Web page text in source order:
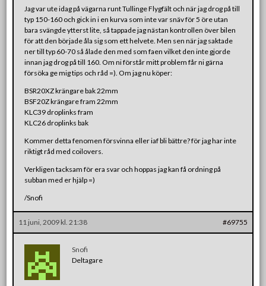
Jag var ute idag på vägarna runt Tullinge Flygfält och när jag drog på till
typ 150-160 och gick in i en kurva som inte var snäv för 5 öre utan
bara svängde ytterst lite, så tappade jag nästan kontrollen över bilen
för att den började åla sig som ett helvete. Men sen när jag saktade
ner till typ 60-70 så ålade den med som faen vilket den inte gjorde
innan jag drog på till 160. Om ni förstår mitt problem får ni gärna
försöka ge mig tips och råd =). Om jag nu köper:
BSR20XZ krängare bak 22mm
BSF20Z krängare fram 22mm
KLC39 droplinks fram
KLC26 droplinks bak
Kommer detta fenomen försvinna eller iaf bli bättre? för jag har inte
riktigt råd med coilovers.
Verkligen tacksam för era svar och hoppas jag kan få ordning på
subban med er hjälp =)
/Snofi
11 juni, 2009 kl. 21:38 #69755
Snofi
Deltagare